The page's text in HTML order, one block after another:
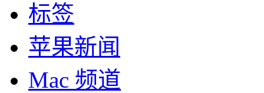
标签
苹果新闻
Mac 频道